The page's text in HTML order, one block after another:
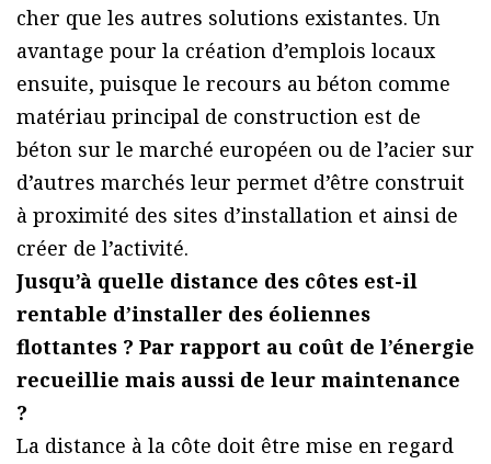
cher que les autres solutions existantes. Un
avantage pour la création d’emplois locaux
ensuite, puisque le recours au béton comme
matériau principal de construction est de
béton sur le marché européen ou de l’acier sur
d’autres marchés leur permet d’être construit
à proximité des sites d’installation et ainsi de
créer de l’activité.
Jusqu’à quelle distance des côtes est-il
rentable d’installer des éoliennes
flottantes ? Par rapport au coût de l’énergie
recueillie mais aussi de leur maintenance
?
La distance à la côte doit être mise en regard